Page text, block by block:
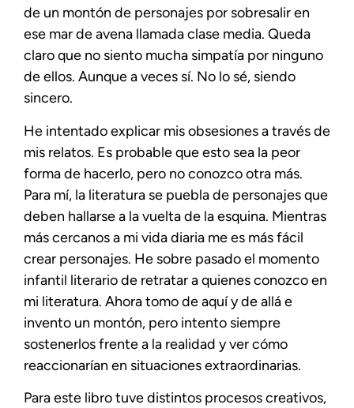
de un montón de personajes por sobresalir en
ese mar de avena llamada clase media. Queda
claro que no siento mucha simpatía por ninguno
de ellos. Aunque a veces sí. No lo sé, siendo
sincero.
He intentado explicar mis obsesiones a través de
mis relatos. Es probable que esto sea la peor
forma de hacerlo, pero no conozco otra más.
Para mí, la literatura se puebla de personajes que
deben hallarse a la vuelta de la esquina. Mientras
más cercanos a mi vida diaria me es más fácil
crear personajes. He sobre pasado el momento
infantil literario de retratar a quienes conozco en
mi literatura. Ahora tomo de aquí y de allá e
invento un montón, pero intento siempre
sostenerlos frente a la realidad y ver cómo
reaccionarían en situaciones extraordinarias.
Para este libro tuve distintos procesos creativos,